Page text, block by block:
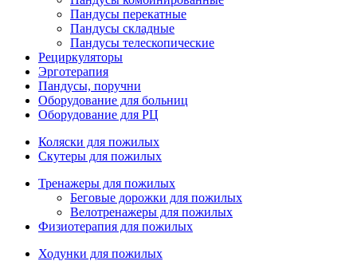
Пандусы перекатные
Пандусы складные
Пандусы телескопические
Рециркуляторы
Эрготерапия
Пандусы, поручни
Оборудование для больниц
Оборудование для РЦ
Коляски для пожилых
Скутеры для пожилых
Тренажеры для пожилых
Беговые дорожки для пожилых
Велотренажеры для пожилых
Физиотерапия для пожилых
Ходунки для пожилых